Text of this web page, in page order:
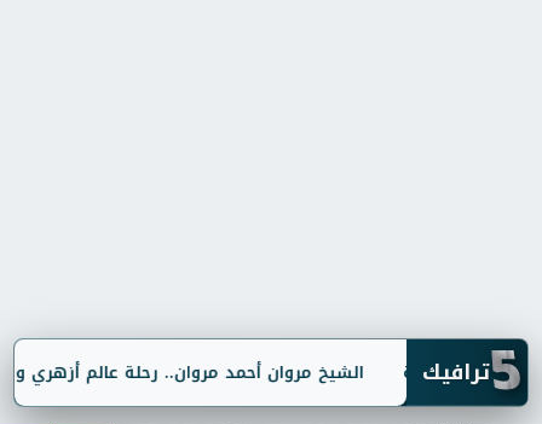
5ترافيك الشيخ مروان أحمد مروان.. رحلة عالم أزهري وقطب يُشكّل جريمة